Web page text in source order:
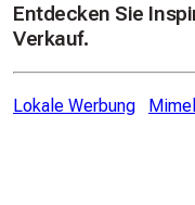
Entdecken Sie
Verkauf.
Lokale Werbung